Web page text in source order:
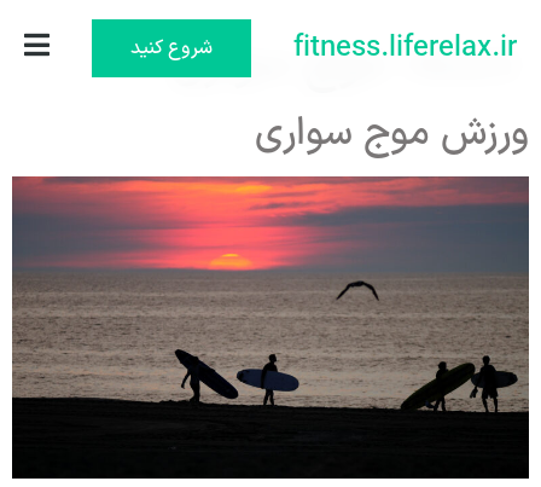
fitness.liferelax.ir شروع کنید دسته:موج سواری
ورزش موج سواری